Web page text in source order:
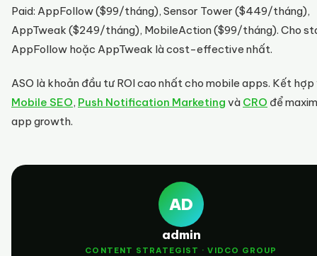
Paid: AppFollow ($99/tháng), Sensor Tower ($449/tháng),
AppTweak ($249/tháng), MobileAction ($99/tháng). Cho
AppFollow hoặc AppTweak là cost-effective nhất.
ASO là khoản đầu tư ROI cao nhất cho mobile apps. Kết hợp
Mobile SEO, Push Notification Marketing và CRO để
app growth.
AD
admin
CONTENT STRATEGIST · VIDCO GROUP